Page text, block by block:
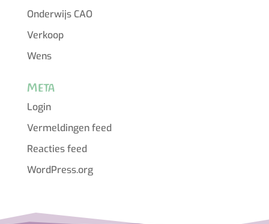
Onderwijs CAO
Verkoop
Wens
Meta
Login
Vermeldingen feed
Reacties feed
WordPress.org